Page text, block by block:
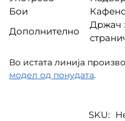
Бои
Дополнително
Држач
Во истата линија
модел од понудата.
SKU: